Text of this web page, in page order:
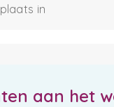
aan het